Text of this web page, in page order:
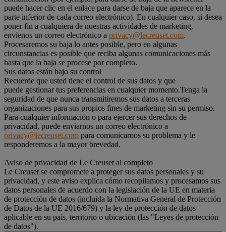
puede hacer clic en el enlace para darse de baja que aparece en la
parte inferior de cada correo electrónico). En cualquier caso, si desea
poner fin a cualquiera de nuestras actividades de marketing,
envíenos un correo electrónico a privacy@lecreuset.com.
Procesaremos su baja lo antes posible, pero en algunas
circunstancias es posible que reciba algunas comunicaciones más
hasta que la baja se procese por completo.
Sus datos están bajo su control
Recuerde que usted tiene el control de sus datos y que
puede gestionar tus preferencias en cualquier momento.Tenga la
seguridad de que nunca transmitiremos sus datos a terceras
organizaciones para sus propios fines de marketing sin su permiso.
Para cualquier información o para ejercer sus derechos de
privacidad, puede enviarnos un correo electrónico a
privacy@lecreuset.com para comunicarnos su problema y le
responderemos a la mayor brevedad.
Aviso de privacidad de Le Creuset al completo
Le Creuset se compromete a proteger sus datos personales y su
privacidad, y este aviso explica cómo recopilamos y procesamos sus
datos personales de acuerdo con la legislación de la UE en materia
de protección de datos (incluida la Normativa General de Protección
de Datos de la UE 2016/679) y la ley de protección de datos
aplicable en su país, territorio o ubicación (las "Leyes de protección
de datos").